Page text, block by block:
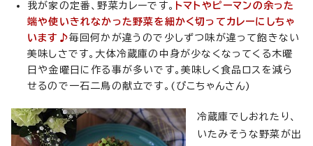
我が家の定番、野菜カレーです。 トマトやピーマンの余った
端や使いきれなかった野菜を細かく切ってカレーにしちゃ
います♪毎回何かが違うので少しずつ味が違って飽きない
美味しさです。大体冷蔵庫の中身が少なくなってくる木曜
日や金曜日に作る事が多いです。美味しく食品ロスを減ら
せるので一石二鳥の献立です。(ぴこちゃんさん)
冷蔵庫でしおれたり、
いたみそうな野菜が出